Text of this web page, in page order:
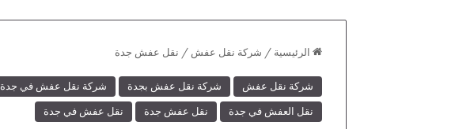
الرئيسية / شركة نقل عفش / نقل عفش جدة
شركة نقل عفش شركة نقل عفش بجدة شركة نقل عفش في جدة
نقل العفش في جدة
نقل عفش جدة نقل عفش في جدة